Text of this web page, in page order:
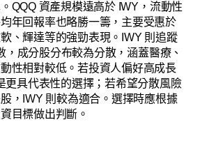
QQQ 資產規模遠高於 IWY，流動性
年回報率也略勝一籌，主要受惠於
、輝達等的強勁表現。IWY 則追蹤
，成分股分布較為分散，涵蓋醫療、
性相對較低。若投資人偏好高成長
更具代表性的選擇；若希望分散風險
，IWY 則較為適合。選擇時應根據
目標做出判斷。